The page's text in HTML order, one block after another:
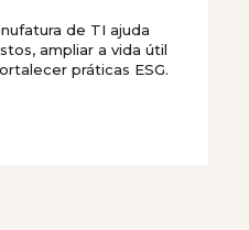
de TI ajuda
ampliar a vida útil
práticas ESG.